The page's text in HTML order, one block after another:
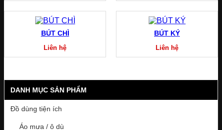
DANH MỤC SẢN PHẨM
Đồ dùng tiện ích
Áo mưa / ô dù
BÚT CHÌ
Liên hệ
BÚT KÝ
Liên hệ